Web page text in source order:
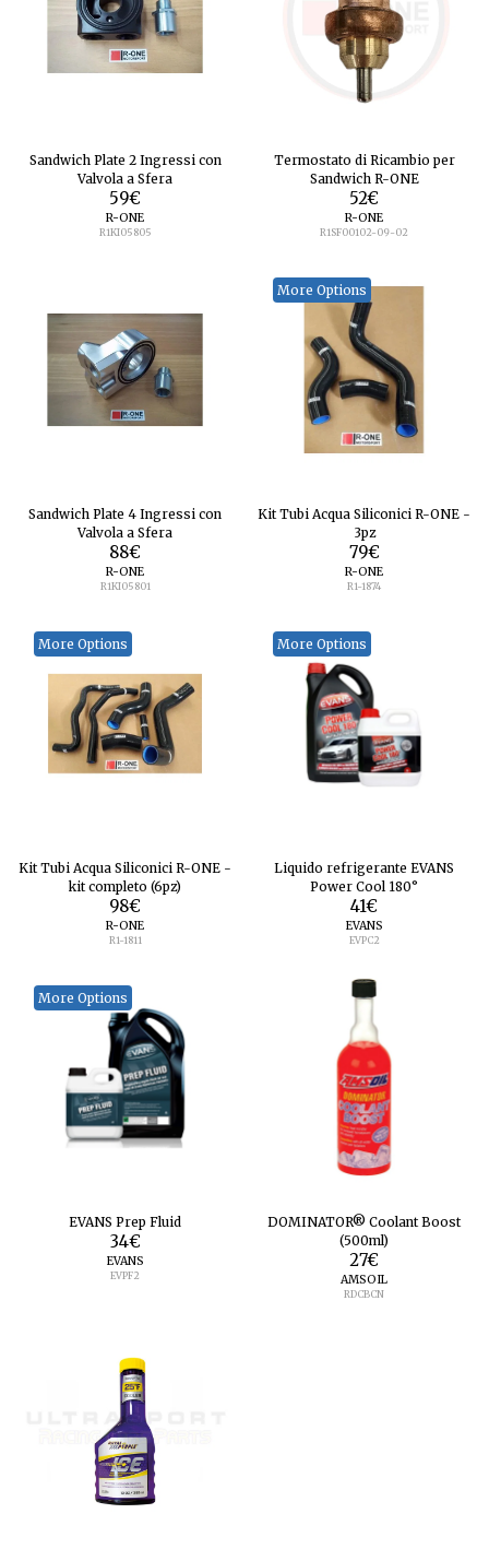
Sandwich Plate 2 Ingressi con
Valvola a Sfera
59€
R-ONE
R1KI05805
Termostato di Ricambio per
Sandwich R-ONE
52€
R-ONE
R1SF00102-09-02
Sandwich Plate 4 Ingressi con
Valvola a Sfera
88€
R-ONE
R1KI05801
More Options
Kit Tubi Acqua Siliconici R-ONE -
3pz
79€
R-ONE
R1-1874
More Options
Kit Tubi Acqua Siliconici R-ONE -
kit completo (6pz)
98€
R-ONE
R1-1811
More Options
Liquido refrigerante EVANS
Power Cool 180°
41€
EVANS
EVPC2
More Options
EVANS Prep Fluid
34€
EVANS
EVPF2
DOMINATOR® Coolant Boost
(500ml)
27€
AMSOIL
RDCBCN